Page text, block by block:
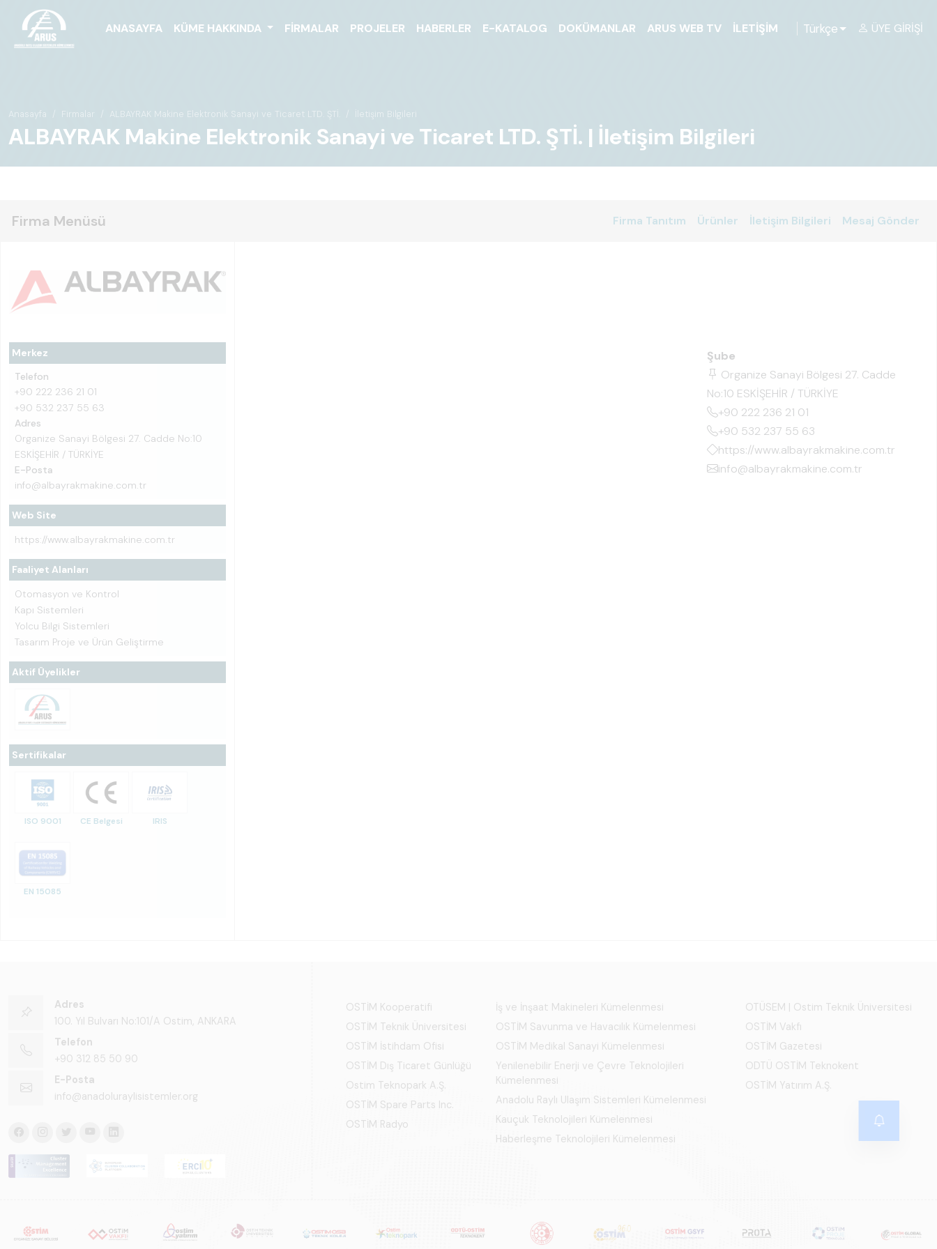
ANASAYFA KÜME HAKKINDA FIRMALAR PROJELER HABERLER E-KATALOG DOKÜMANLAR ARUS WEB TV İLETIŞIM Türkçe ÜYE GIRIŞI
Anasayfa Firmalar ALBAYRAK Makine Elektronik Sanayi ve Ticaret LTD. ŞTİ. İletişim Bilgileri
ALBAYRAK Makine Elektronik Sanayi ve Ticaret LTD. ŞTİ. | İletişim Bilgileri
Firma Menüsü Firma Tanıtım Ürünler İletişim Bilgileri Mesaj Gönder
Merkez
Telefon
+90 222 236 21 01
+90 532 237 55 63
Adres
Organize Sanayi Bölgesi 27. Cadde No:10
ESKİŞEHİR / TÜRKİYE
E-Posta
info@albayrakmakine.com.tr
Web Site
https://www.albayrakmakine.com.tr
Faaliyet Alanları
Otomasyon ve Kontrol
Kapı Sistemleri
Yolcu Bilgi Sistemleri
Tasarım Proje ve Ürün Geliştirme
Aktif Üyelikler
Sertifikalar
ISO 9001 CE Belgesi IRIS
EN 15085
Şube
Organize Sanayi Bölgesi 27. Cadde
No:10 ESKİŞEHİR / TÜRKİYE
+90 222 236 21 01
+90 532 237 55 63
https://www.albayrakmakine.com.tr
info@albayrakmakine.com.tr
Adres
100. Yıl Bulvarı No:101/A Ostim, ANKARA
Telefon
+90 312 85 50 90
E-Posta
info@anadoluraylisistemler.org
OSTİM Kooperatifi
OSTİM Teknik Üniversitesi
OSTİM İstihdam Ofisi
OSTİM Dış Ticaret Günlüğü
Ostim Teknopark A.Ş.
OSTİM Spare Parts Inc.
OSTİM Radyo
İş ve İnşaat Makineleri Kümelenmesi
OSTİM Savunma ve Havacılık Kümelenmesi
OSTİM Medikal Sanayi Kümelenmesi
Yenilenebilir Enerji ve Çevre Teknolojileri
Kümelenmesi
Anadolu Raylı Ulaşım Sistemleri Kümelenmesi
Kauçuk Teknolojileri Kümelenmesi
Haberleşme Teknolojileri Kümelenmesi
OTÜSEM | Ostim Teknik Üniversitesi
OSTİM Vakfı
OSTİM Gazetesi
ODTÜ OSTİM Teknokent
OSTİM Yatırım A.Ş.